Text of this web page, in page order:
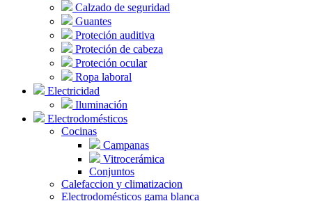
Calzado de seguridad
Guantes
Proteción auditiva
Proteción de cabeza
Proteción ocular
Ropa laboral
Electricidad
Iluminación
Electrodomésticos
Cocinas
Campanas
Vitrocerámica
Conjuntos
Calefaccion y climatizacion
Electrodomésticos gama blanca